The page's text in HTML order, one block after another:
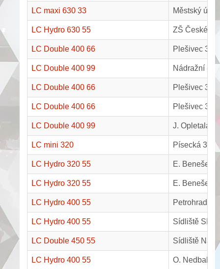
LC maxi 630 33 Městský
LC Hydro 630 55 ZŠ České
LC Double 400 66 Plešivec
LC Double 400 99 Nádražní
LC Double 400 66 Plešivec
LC Double 400 66 Plešivec
LC Double 400 99 J. Opletala
LC mini 320 Písecká
LC Hydro 320 55 E. Beneše
LC Hydro 320 55 E. Beneše
LC Hydro 400 55
LC Hydro 400 55 Sídliště SNP
LC Double 450 55 Sídliště Na
LC Hydro 400 55 O. Nedbala